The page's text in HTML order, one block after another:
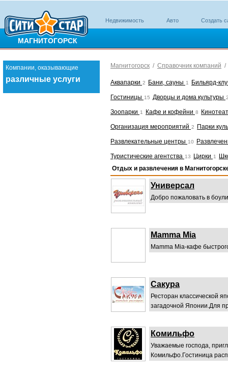
МАГНИТОГОРСК
Недвижимость Авто Создать
Компании, оказывающие
различные услуги
Магнитогорск / Справочник компаний
Аквапарки 2 Бани, сауны 1 Бильярд-
Гостиницы 15 Дворцы и дома культуры
Зоопарки 1 Кафе и кофейни 8
Организация мероприятий 2 Парки
Развлекательные центры 10
Туристические агентства 13 Цирки 1
Отдых и развлечения в
Универсал
Добро пожаловать в
Mamma Mia
Mamma Mia-кафе
Сакура
Ресторан классической
загадочной Японии.Для
Комильфо
Уважаемые господа,
Комильфо.Гостиница